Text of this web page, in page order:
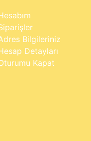
Bilgileriniz
Detayları
Kapat